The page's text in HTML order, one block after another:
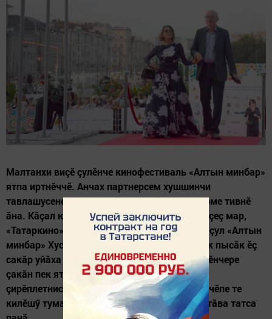
Малтанхи виçӗ çулӗнче кинофестиваль «Алтын минбар»
ятпа иртнӗччӗ. Анчах партнерсем хушшинчи
тавлашусене пула нумай çул ятсăрах ирттерме тивнӗ
ăна. Кăçал юбилей çулӗнче, кинофестиваль çеç мар,
«Татаркино» 100 çул тултарнине те уявланă çул «Алтын
минбар» Хусана таврăнчӗ. Йӗркелӳçӗсем çак пысăк ӗç
сакăр уйăха тăсăлни çинчен каласа пачӗç. Тӗнчере
çакăн пек ятпа суту-илӳ марки пулманнине
çирӗплетнисӗр пуçне мăсăльмансен муфтиячӗпе те
килӗшӳ тума тӳр килнӗ тата нумай ытти ыйтăва татса